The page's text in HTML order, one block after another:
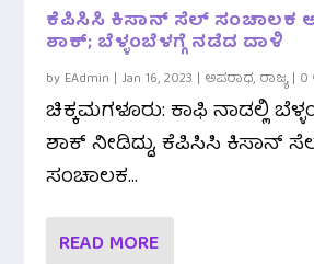
ಕೆಪಿಸಿಸಿ ಕಿಸಾನ್ ಸೆಲ್ ಸಂಚಾಲಕ
ಶಾಕ್; ಬೆಳ್ಳಂಬೆಳಗ್ಗೆ ನಡೆದ ದಾಳಿ
by EAdmin | Jan 16, 2023 | ಅಪರಾಧ, ರಾಜ್ಯ| 0
ಚಿಕ್ಕಮಗಳೂರು: ಕಾಫಿ ನಾಡಲ್ಲಿ
ಶಾಕ್ ನೀಡಿದ್ದು, ಕೆಪಿಸಿಸಿ ಕಿಸಾನ್
ಸಂಚಾಲಕ...
READ MORE